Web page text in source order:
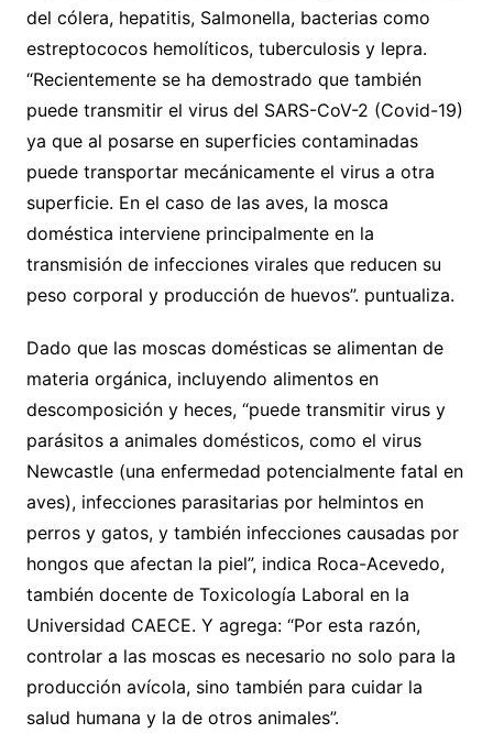
del cólera, hepatitis, Salmonella, bacterias como
estreptococos hemolíticos, tuberculosis y lepra.
“Recientemente se ha demostrado que también
puede transmitir el virus del SARS-CoV-2 (Covid-19)
ya que al posarse en superficies contaminadas
puede transportar mecánicamente el virus a otra
superficie. En el caso de las aves, la mosca
doméstica interviene principalmente en la
transmisión de infecciones virales que reducen su
peso corporal y producción de huevos”. puntualiza.
Dado que las moscas domésticas se alimentan de
materia orgánica, incluyendo alimentos en
descomposición y heces, “puede transmitir virus y
parásitos a animales domésticos, como el virus
Newcastle (una enfermedad potencialmente fatal en
aves), infecciones parasitarias por helmintos en
perros y gatos, y también infecciones causadas por
hongos que afectan la piel”, indica Roca-Acevedo,
también docente de Toxicología Laboral en la
Universidad CAECE. Y agrega: “Por esta razón,
controlar a las moscas es necesario no solo para la
producción avícola, sino también para cuidar la
salud humana y la de otros animales”.